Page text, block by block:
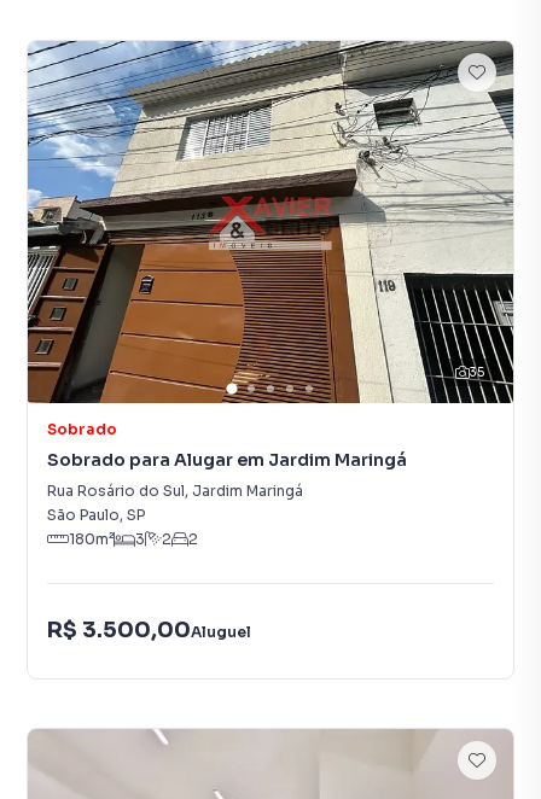
35
Sobrado
Sobrado para Alugar em Jardim Maringá
Rua Rosário do Sul, Jardim Maringá
São Paulo, SP
180m² 3 2 2
R$ 3.500,00Aluguel